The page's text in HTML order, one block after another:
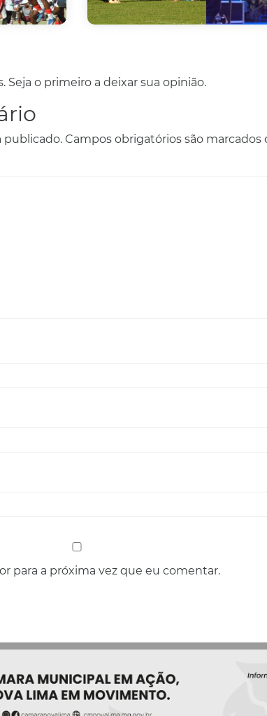
o primeiro a deixar sua opinião.
publicado. Campos obrigatórios são marcados
para a próxima vez que eu comentar.